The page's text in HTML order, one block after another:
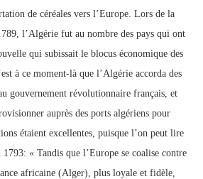
de céréales vers l’Europe. Lors de la
l’Algérie fut au nombre des pays qui ont
qui subissait le blocus économique des
à ce moment-là que l’Algérie accorda des
gouvernement révolutionnaire français, et
auprès des ports algériens pour
étaient excellentes, puisque l’on peut lire
« Tandis que l’Europe se coalise contre
africaine (Alger), plus loyale et fidèle,